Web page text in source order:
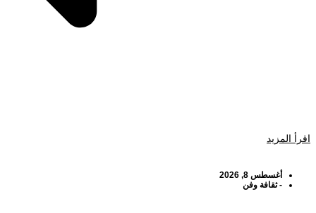
اقرأ المزيد
أغسطس 8, 2026
- ثقافة وفن